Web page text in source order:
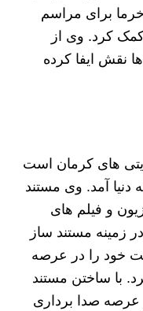
برای مراسم
کرد. وی از
نقش ایفا کرده
های کرمان است
به دنیا آمد. وی مستند
و فیلم های
زمینه مستند ساز
از سال 1369 فعالیت خود را در عرصه
با ساختن مستند
عرصه صدا برداری